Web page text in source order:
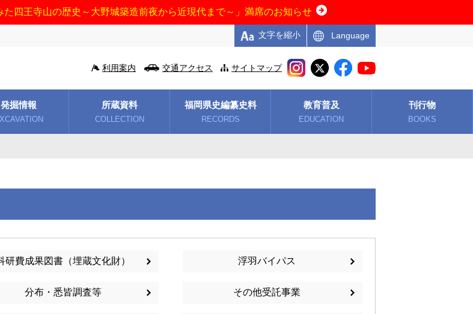
四王寺山の歴史～大野城築造前夜から近現代まで～」満席のお知らせ
文字を縮小 Language
利用案内 交通アクセス サイトマップ
発掘情報 所蔵資料
COLLECTION
福岡県史編纂史料
RECORDS
教育普及
EDUCATION
刊行物
BOOKS
研費成果図書（埋蔵文化財） 浮羽バイパス
分布・悉皆調査等 その他受託事業